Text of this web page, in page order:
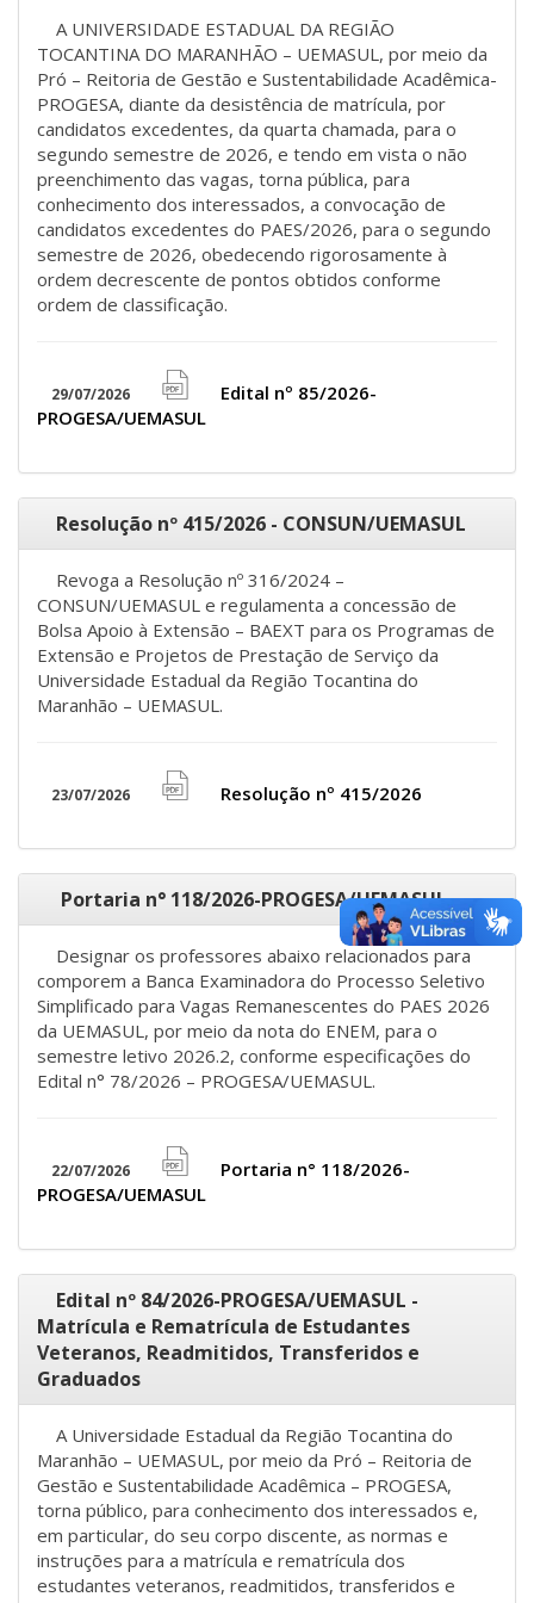
A UNIVERSIDADE ESTADUAL DA REGIÃO
TOCANTINA DO MARANHÃO – UEMASUL, por meio da
Pró – Reitoria de Gestão e Sustentabilidade Acadêmica-
PROGESA, diante da desistência de matrícula, por
candidatos excedentes, da quarta chamada, para o
segundo semestre de 2026, e tendo em vista o não
preenchimento das vagas, torna pública, para
conhecimento dos interessados, a convocação de
candidatos excedentes do PAES/2026, para o segundo
semestre de 2026, obedecendo rigorosamente à
ordem decrescente de pontos obtidos conforme
ordem de classificação.
29/07/2026
file
icon
Edital nº 85/2026-
PROGESA/UEMASUL
Resolução nº 415/2026 - CONSUN/UEMASUL
Revoga a Resolução nº 316/2024 –
CONSUN/UEMASUL e regulamenta a concessão de
Bolsa Apoio à Extensão – BAEXT para os Programas de
Extensão e Projetos de Prestação de Serviço da
Universidade Estadual da Região Tocantina do
Maranhão – UEMASUL.
23/07/2026
pdf
icon
Resolução nº 415/2026
Portaria n° 118/2026-PROGESA/UEMASUL
Designar os professores abaixo relacionados para
comporem a Banca Examinadora do Processo Seletivo
Simplificado para Vagas Remanescentes do PAES 2026
da UEMASUL, por meio da nota do ENEM, para o
semestre letivo 2026.2, conforme especificações do
Edital n° 78/2026 – PROGESA/UEMASUL.
22/07/2026
file
icon
Portaria n° 118/2026-
PROGESA/UEMASUL
Edital nº 84/2026-PROGESA/UEMASUL -
Matrícula e Rematrícula de Estudantes
Veteranos, Readmitidos, Transferidos e
Graduados
A Universidade Estadual da Região Tocantina do
Maranhão – UEMASUL, por meio da Pró – Reitoria de
Gestão e Sustentabilidade Acadêmica – PROGESA,
torna público, para conhecimento dos interessados e,
em particular, do seu corpo discente, as normas e
instruções para a matrícula e rematrícula dos
estudantes veteranos, readmitidos, transferidos e